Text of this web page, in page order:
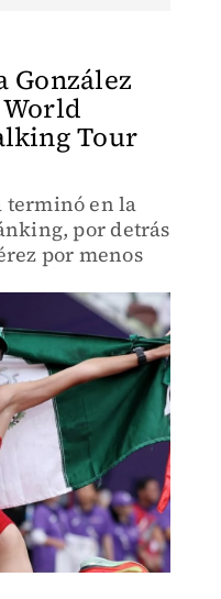
González
Tour
terminó en la
por detrás
por menos